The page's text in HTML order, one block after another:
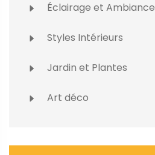
Éclairage et Ambiance
Styles Intérieurs
Jardin et Plantes
Art déco